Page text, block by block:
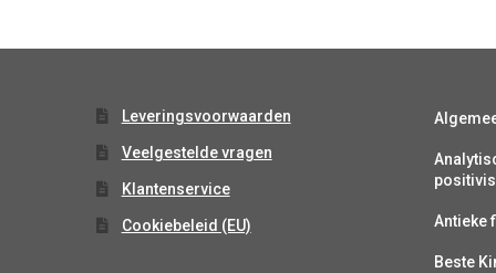
Leveringsvoorwaarden
Veelgestelde vragen
Klantenservice
Cookiebeleid (EU) Antieke
Beste